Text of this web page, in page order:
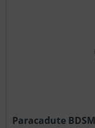
Paracadute